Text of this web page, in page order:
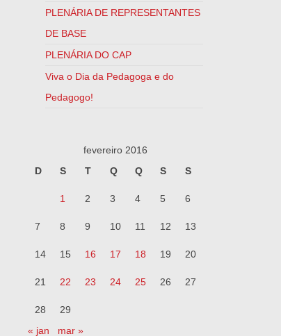
PLENÁRIA DE REPRESENTANTES
DE BASE
PLENÁRIA DO CAP
Viva o Dia da Pedagoga e do
Pedagogo!
fevereiro 2016
D
S T Q Q S S
1 2 3 4 5 6
7 8 9 10 11 12 13
14 15 16 17 18 19 20
21 22 23 24 25 26 27
28
29
« jan
mar »